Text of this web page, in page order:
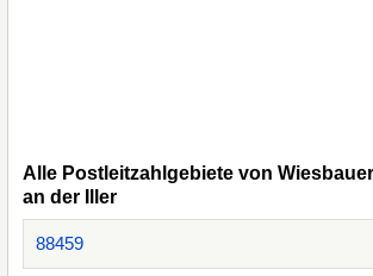
Alle Postleitzahlgebiete von
an der Iller
88459